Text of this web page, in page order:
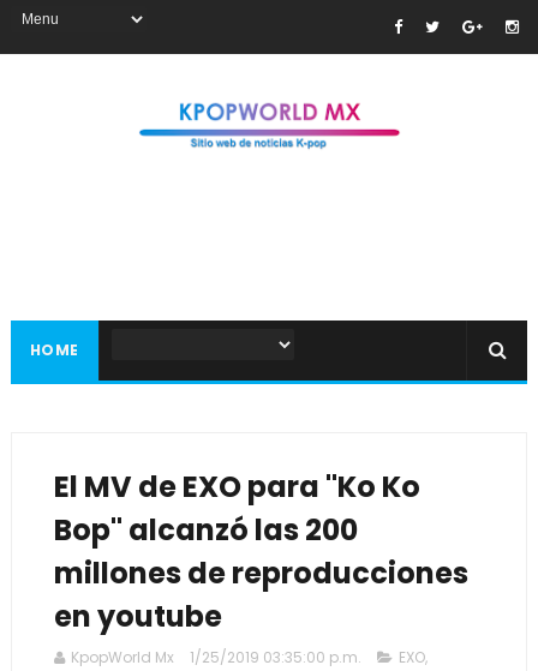
HOME
El MV de EXO para "Ko Ko
Bop" alcanzó las 200
millones de reproducciones
en youtube
KpopWorld Mx 1/25/2019 03:35:00 p.m. EXO,